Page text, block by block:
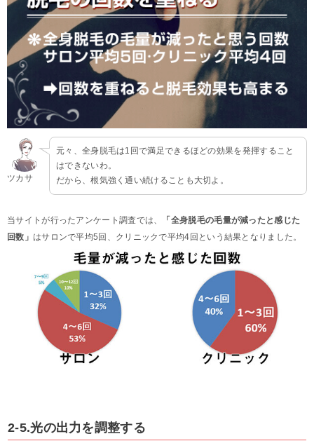
ツカサ
元々、全身脱毛は1回で満足できるほどの効果を発揮すること
はできないわ。
だから、根気強く通い続けることも大切よ。
当サイトが行ったアンケート調査では、
「全身脱毛の毛量が減ったと感じた
回数」 はサロンで平均5回、クリニックで平均4回という結果となりました。
2-5.光の出力を調整する